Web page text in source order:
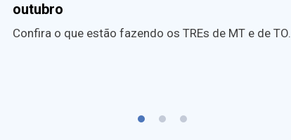
outubro
Confira o que estão fazendo os TREs de MT e de TO.